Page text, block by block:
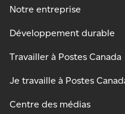
Notre entreprise
Développement durable
Travailler à Postes Canada
Je travaille à Postes
Centre des médias